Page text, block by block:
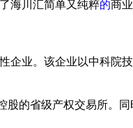
海川汇简单又纯粹的商
性企业。该企业以中科院
的省级产权交易所。同